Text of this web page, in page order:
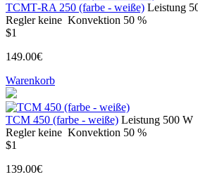
ТСМТ-RA 250 (farbe - weiße) Leistung
Regler keine Konvektion 50 %
$1
149.00€
Warenkorb
ТСМ 450 (farbe - weiße) Leistung 500 W
Regler keine Konvektion 50 %
$1
139.00€